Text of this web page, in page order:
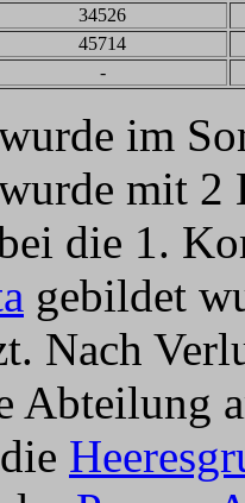
34526
45714
-
im
mit 2
die 1.
gebildet
Nach
Abteilung